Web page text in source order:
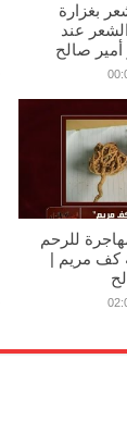
بغزارة
عند
أمير صالح
للرحم
كف مريم |